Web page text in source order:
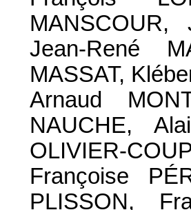
MANSCOUR,
Jean-René
MASSAT,
Arnaud
NAUCHE,
OLIVIER-
Françoise
PLISSON,